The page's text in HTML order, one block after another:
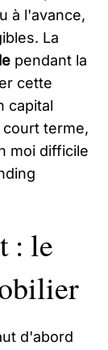
à l'avance,
La
pendant la
cette
capital
terme,
moi difficile
: le
d'abord